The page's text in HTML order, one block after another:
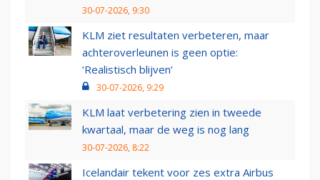
30-07-2026, 9:30
KLM ziet resultaten verbeteren, maar
achteroverleunen is geen optie:
‘Realistisch blijven’
30-07-2026, 9:29
KLM laat verbetering zien in tweede
kwartaal, maar de weg is nog lang
30-07-2026, 8:22
Icelandair tekent voor zes extra Airbus